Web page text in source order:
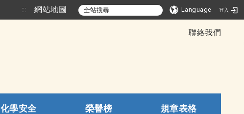
::: 網站地圖 Language 登入
聯絡我們
化學安全 榮譽榜 規章表格